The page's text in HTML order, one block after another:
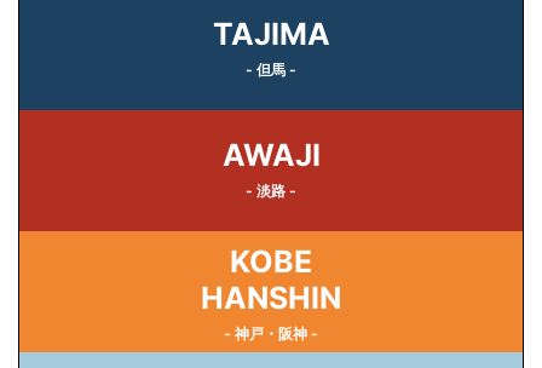
TAJIMA
- 但馬 -
AWAJI
- 淡路 -
KOBE
HANSHIN
- 神戸・阪神 -